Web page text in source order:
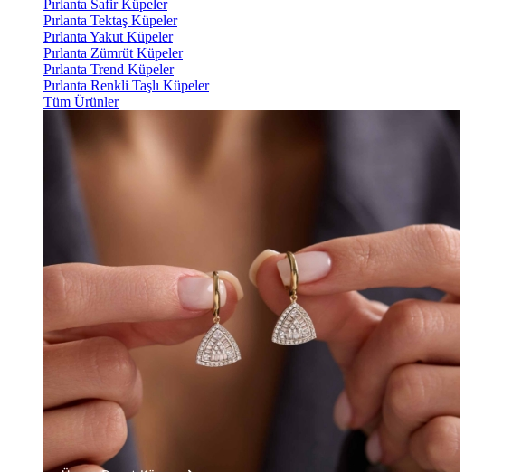
Pırlanta Safir Küpeler
Pırlanta Tektaş Küpeler
Pırlanta Yakut Küpeler
Pırlanta Zümrüt Küpeler
Pırlanta Trend Küpeler
Pırlanta Renkli Taşlı Küpeler
Tüm Ürünler